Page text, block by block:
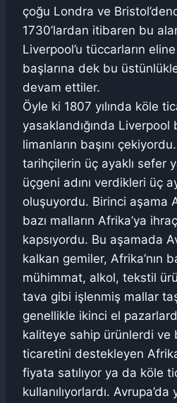
çoğu Londra ve
1730’lardan itibaren bu
Liverpool’u tüccarların
başlarına dek bu
devam ettiler.
Öyle ki 1807 yılında köle
yasaklandığında Liverpool
limanların başını
tarihçilerin üç ayaklı sefer
üçgeni adını verdikleri üç
oluşuyordu. Birinci aşama
bazı malların Afrika’ya
kapsıyordu. Bu aşamada
kalkan gemiler, Afrika’nın
mühimmat, alkol, tekstil
tava gibi işlenmiş mallar
genellikle ikinci el
kaliteye sahip ürünlerdi ve
ticaretini destekleyen
fiyata satılıyor ya da köle
kullanılıyorlardı.